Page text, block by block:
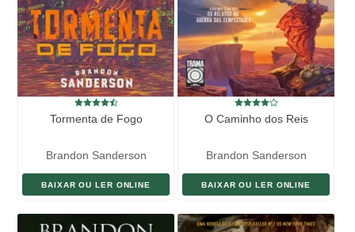
Tormenta de Fogo
Brandon Sanderson
BAIXAR OU LER ONLINE
O Caminho dos Reis
Brandon Sanderson
BAIXAR OU LER ONLINE